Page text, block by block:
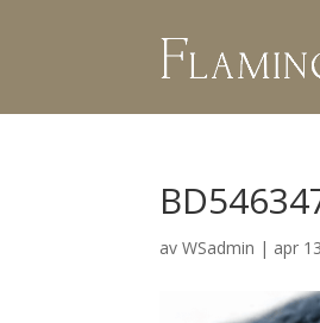
avWSadmin | apr